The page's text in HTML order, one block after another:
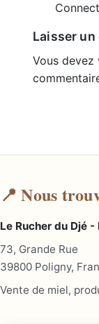
Laisser
Vous devez
📍 Nous
Le Rucher du Djé
73, Grande Rue
39800 Poligny,
Vente de miel,